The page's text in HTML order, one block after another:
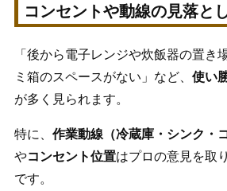
コンセントや動線の見落と
「後から電子レンジや炊飯器の置き
ミ箱のスペースがない」など、 使い
が多く見られます。
特に、 作業動線（冷蔵庫・シンク・
やコンセント位置はプロの意見を取
です。